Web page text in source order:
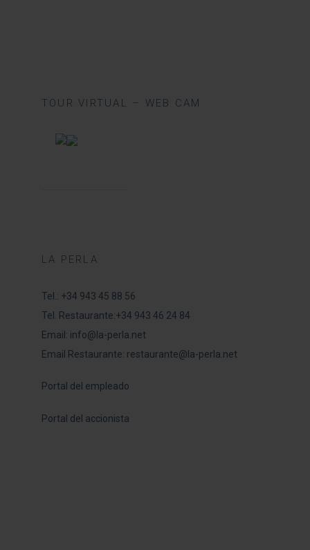
TOUR VIRTUAL – WEB CAM
LA PERLA
Tel.: +34 943 45 88 56
Tel. Restaurante:+34 943 46 24 84
Email: info@la-perla.net
Email Restaurante: restaurante@la-perla.net
Portal del empleado
Portal del accionista